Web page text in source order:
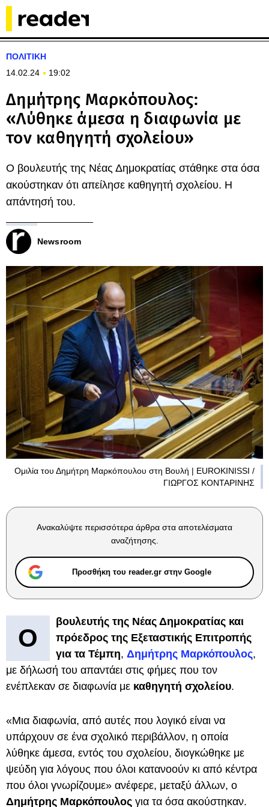
ΠΟΛΙΤΙΚΗ
14.02.24
19:02
Δημήτρης Μαρκόπουλος:
«Λύθηκε άμεσα η διαφωνία με
τον καθηγητή σχολείου»
Ο βουλευτής της Νέας Δημοκρατίας στάθηκε στα όσα
ακούστηκαν ότι απείλησε καθηγητή σχολείου. Η
απάντησή του.
Newsroom
Ομιλία του Δημήτρη Μαρκόπουλου στη Βουλή | EUROKINISSI /
ΓΙΩΡΓΟΣ ΚΟΝΤΑΡΙΝΗΣ
Ανακαλύψτε περισσότερα άρθρα στα αποτελέσματα
αναζήτησης.
Προσθήκη του reader.gr στην Google
Ο
βουλευτής της Νέας Δημοκρατίας και
πρόεδρος της Εξεταστικής Επιτροπής
για τα Τέμπη, Δημήτρης Μαρκόπουλος,
με δήλωσή του απαντάει στις φήμες που τον
ενέπλεκαν σε διαφωνία με καθηγητή σχολείου.
«Μια διαφωνία, από αυτές που λογικό είναι να
υπάρχουν σε ένα σχολικό περιβάλλον, η οποία
λύθηκε άμεσα, εντός του σχολείου, διογκώθηκε με
ψεύδη για λόγους που όλοι κατανοούν κι από κέντρα
που όλοι γνωρίζουμε» ανέφερε, μεταξύ άλλων, ο
Δημήτρης Μαρκόπουλος για τα όσα ακούστηκαν.